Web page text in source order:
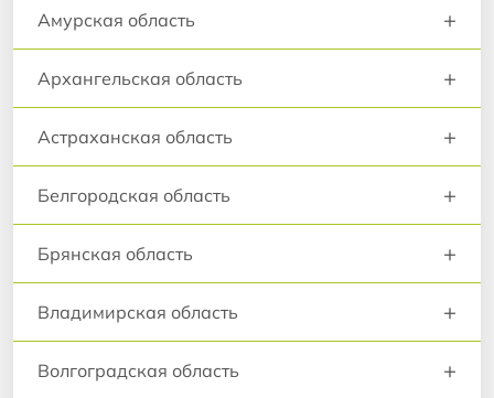
Амурская область +
Архангельская область +
Астраханская область +
Белгородская область +
Брянская область +
Владимирская область +
Волгоградская область +